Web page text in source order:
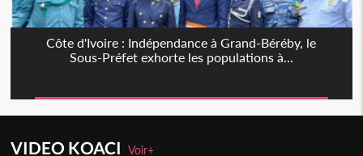
Côte d'Ivoire : Indépendance à Grand-Béréby, le
Sous-Préfet exhorte les populations à...
VIDEO KOACIVoir+